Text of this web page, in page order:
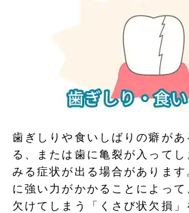
歯ぎしりや食いしばりの癖が
る、または歯に亀裂が入って
みる症状が出る場合があります
に強い力がかかることによっ
欠けてしまう「くさび状欠損